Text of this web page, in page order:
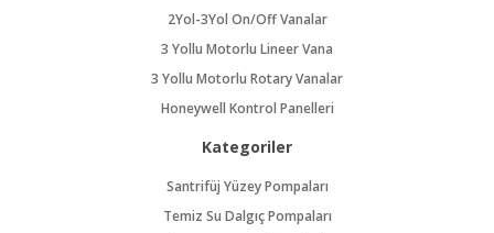
2Yol-3Yol On/Off Vanalar
3 Yollu Motorlu Lineer Vana
3 Yollu Motorlu Rotary Vanalar
Honeywell Kontrol Panelleri
Kategoriler
Santrifüj Yüzey Pompaları
Temiz Su Dalgıç Pompaları